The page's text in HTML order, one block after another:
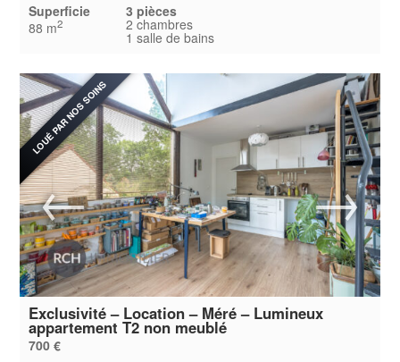
Superficie
88 m2
3 pièces
2 chambres
1 salle de bains
LOUÉ PAR NOS SOINS
Exclusivité – Location – Méré – Lumineux
appartement T2 non meublé
700 €